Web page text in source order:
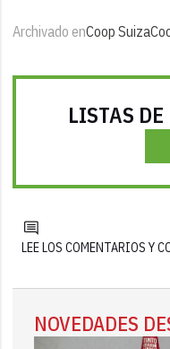
Archivado enCoop Suiza
LISTAS
LEE LOS COMENTARIOS Y
NOVEDADES